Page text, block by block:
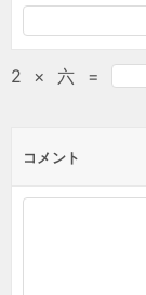
2 × 六 =
コメント